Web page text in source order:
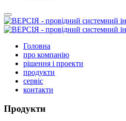
Головна
про компанію
рішення і проекти
продукти
сервіс
контакти
Продукти